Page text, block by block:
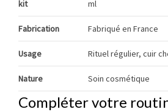
kit
ml
Fabrication Fabriqué en France
Usage Rituel régulier, cuir
Nature Soin cosmétique
Compléter votre